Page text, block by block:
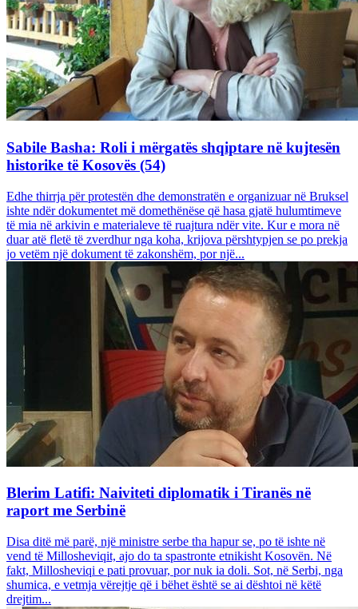
Sabile Basha: Roli i mërgatës shqiptare në kujtesën
historike të Kosovës (54)
Edhe thirrja për protestën dhe demonstratën e organizuar në Bruksel
ishte ndër dokumentet më domethënëse që hasa gjatë hulumtimeve
të mia në arkivin e materialeve të ruajtura ndër vite. Kur e mora në
duar atë fletë të zverdhur nga koha, krijova përshtypjen se po prekja
jo vetëm një dokument të zakonshëm, por një...
Blerim Latifi: Naiviteti diplomatik i Tiranës në
raport me Serbinë
Disa ditë më parë, një ministre serbe tha hapur se, po të ishte në
vend të Millosheviqit, ajo do ta spastronte etnikisht Kosovën. Në
fakt, Millosheviqi e pati provuar, por nuk ia doli. Sot, në Serbi, nga
shumica, e vetmja vërejtje që i bëhet është se ai dështoi në këtë
drejtim...